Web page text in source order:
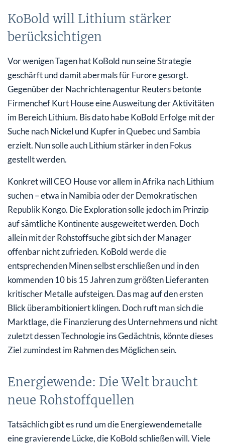
KoBold will Lithium stärker
berücksichtigen
Vor wenigen Tagen hat KoBold nun seine Strategie
geschärft und damit abermals für Furore gesorgt.
Gegenüber der Nachrichtenagentur Reuters betonte
Firmenchef Kurt House eine Ausweitung der Aktivitäten
im Bereich Lithium. Bis dato habe KoBold Erfolge mit der
Suche nach Nickel und Kupfer in Quebec und Sambia
erzielt. Nun solle auch Lithium stärker in den Fokus
gestellt werden.
Konkret will CEO House vor allem in Afrika nach Lithium
suchen – etwa in Namibia oder der Demokratischen
Republik Kongo. Die Exploration solle jedoch im Prinzip
auf sämtliche Kontinente ausgeweitet werden. Doch
allein mit der Rohstoffsuche gibt sich der Manager
offenbar nicht zufrieden. KoBold werde die
entsprechenden Minen selbst erschließen und in den
kommenden 10 bis 15 Jahren zum größten Lieferanten
kritischer Metalle aufsteigen. Das mag auf den ersten
Blick überambitioniert klingen. Doch ruft man sich die
Marktlage, die Finanzierung des Unternehmens und nicht
zuletzt dessen Technologie ins Gedächtnis, könnte dieses
Ziel zumindest im Rahmen des Möglichen sein.
Energiewende: Die Welt braucht
neue Rohstoffquellen
Tatsächlich gibt es rund um die Energiewendemetalle
eine gravierende Lücke, die KoBold schließen will. Viele